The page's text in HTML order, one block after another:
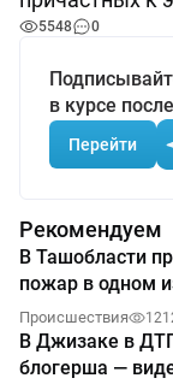
5548 0
в курсе
Перейти
Рекомендуем
В Ташобласти
пожар в одном
Происшествия
В Джизаке в
блогерша —